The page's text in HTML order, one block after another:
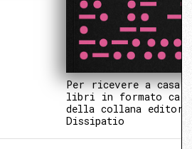
Per ricevere a casa i
libri in formato
della collana
Dissipatio